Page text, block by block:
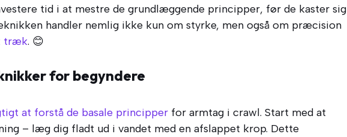
tid i at mestre de grundlæggende principper, før de kaster sig
handler nemlig ikke kun om styrke, men også om præcision
træk. 😊
for begyndere
at forstå de basale principper for armtag i crawl. Start med at
– læg dig fladt ud i vandet med en afslappet krop. Dette